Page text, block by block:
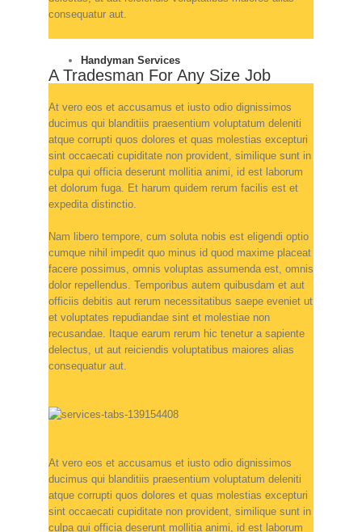
consequatur aut.
Handyman Services
A Tradesman For Any Size Job
At vero eos et accusamus et iusto odio dignissimos
ducimus qui blanditiis praesentium voluptatum deleniti
atque corrupti quos dolores et quas molestias excepturi
sint occaecati cupiditate non provident, similique sunt in
culpa qui officia deserunt mollitia animi, id est laborum
et dolorum fuga. Et harum quidem rerum facilis est et
expedita distinctio.
Nam libero tempore, cum soluta nobis est eligendi optio
cumque nihil impedit quo minus id quod maxime placeat
facere possimus, omnis voluptas assumenda est, omnis
dolor repellendus. Temporibus autem quibusdam et aut
officiis debitis aut rerum necessitatibus saepe eveniet ut
et voluptates repudiandae sint et molestiae non
recusandae. Itaque earum rerum hic tenetur a sapiente
delectus, ut aut reiciendis voluptatibus maiores alias
consequatur aut.
At vero eos et accusamus et iusto odio dignissimos
ducimus qui blanditiis praesentium voluptatum deleniti
atque corrupti quos dolores et quas molestias excepturi
sint occaecati cupiditate non provident, similique sunt in
culpa qui officia deserunt mollitia animi, id est laborum